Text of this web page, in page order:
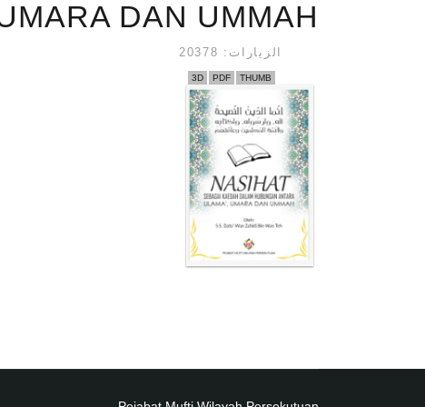
DAN UMMAH
الزيارات: 20378
3D PDF THUMB